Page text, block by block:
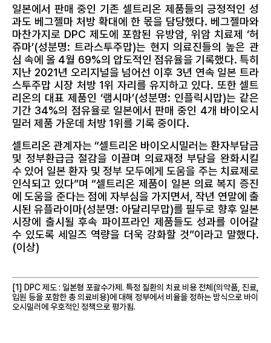
일본에서 판매 중인 기존 셀트리온 제품들의 긍정적인 성
과도 베그젤마 처방 확대에 한 몫을 담당했다. 베그젤마와
마찬가지로 DPC 제도에 포함된 유방암, 위암 치료제 ‘허
쥬마’(성분명: 트라스투주맙)는 현지 의료진들의 높은 관
심 속에 올 4월 69%의 압도적인 점유율을 기록했다. 특히
지난 2021년 오리지널을 넘어선 이후 3년 연속 일본 트라
스투주맙 시장 처방 1위 자리를 유지하고 있다. 또한 셀트
리온의 대표 제품인 ‘램시마’(성분명: 인플릭시맙)는 같은
기간 34%의 점유율로 일본에서 판매 중인 4개 바이오시
밀러 제품 가운데 처방 1위를 기록 중이다.
셀트리온 관계자는 “셀트리온 바이오시밀러는 환자부담금
및 정부환급금 절감을 이끌며 의료재정 부담을 완화시킬
수 있어 일본 환자 및 정부 모두에게 도움을 주는 치료제로
인식되고 있다”며 “셀트리온 제품이 일본 의료 복지 증진
에 도움을 준다는 점에 자부심을 가지면서, 작년 연말에 출
시된 유플라이마(성분명: 아달리무맙)를 필두로 향후 일본
시장에 출시될 후속 파이프라인 제품들도 성과를 이어갈
수 있도록 세일즈 역량을 더욱 강화할 것”이라고 말했다.
(이상)
[1] DPC 제도 : 일본형 포괄수가제. 특정 질환의 치료 비용 전체(의약품, 진료,
입원 등을 포함한 총 의료비용)에 대해 정부에서 비율을 정하는 방식으로 바이
오시밀러에 우호적인 정책으로 평가됨.